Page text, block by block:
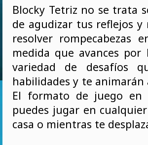
Blocky Tetriz no se trata
de agudizar tus reflejos
resolver rompecabezas
medida que avances
variedad de desafíos
habilidades y te
El formato de juego
puedes jugar en
casa o mientras te